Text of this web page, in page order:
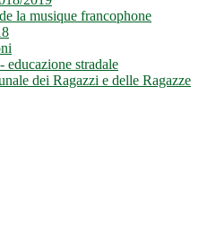
la musique francophone
stradale
dei Ragazzi e delle Ragazze